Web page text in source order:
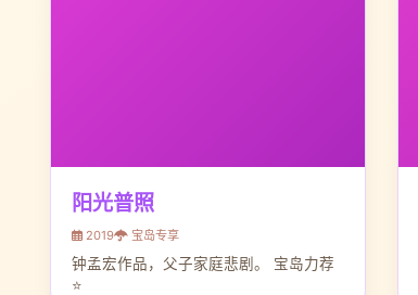
阳光普照
2019 宝岛专享
钟孟宏作品，父子家庭悲剧。 宝岛力荐
⭐